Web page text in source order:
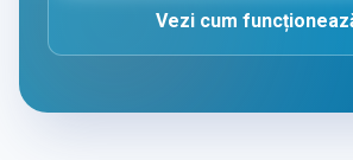
Vezi cum